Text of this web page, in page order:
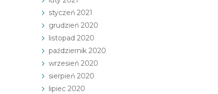
styczeń 2021
grudzień 2020
listopad 2020
październik 2020
wrzesień 2020
sierpień 2020
lipiec 2020